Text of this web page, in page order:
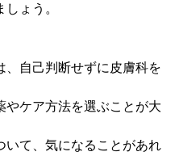
ょう。
、自己判断せずに皮膚科を
やケア方法を選ぶことが大
いて、気になることがあれ